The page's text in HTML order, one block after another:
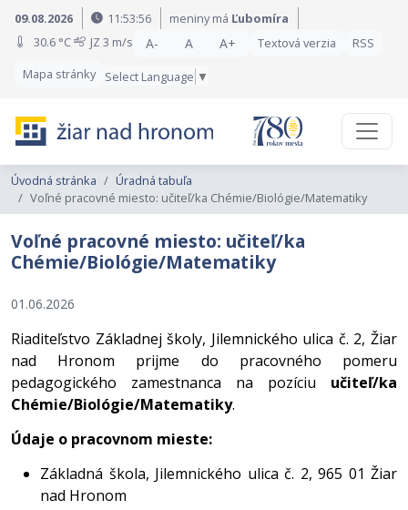
Preskočiť na obsah
Preskočiť na hlavné menu
09.08.2026 11:53:57 meniny má Ľubomíra
30.6 °C
JZ 3 m/s A- A A+ Textová verzia
RSS
Mapa stránky
Select Language ▼
Úvodná stránka
Úradná tabuľa
Voľné pracovné miesto: učiteľ/ka Chémie/Biológie/Matematiky
Voľné pracovné miesto: učiteľ/ka
Chémie/Biológie/Matematiky
01.06.2026
Riaditeľstvo Základnej školy, Jilemnického ulica č. 2, Žiar
nad Hronom prijme do pracovného pomeru
pedagogického zamestnanca na pozíciu učiteľ/ka
Chémie/Biológie/Matematiky.
Údaje o pracovnom mieste:
Základná škola, Jilemnického ulica č. 2, 965 01 Žiar
nad Hronom